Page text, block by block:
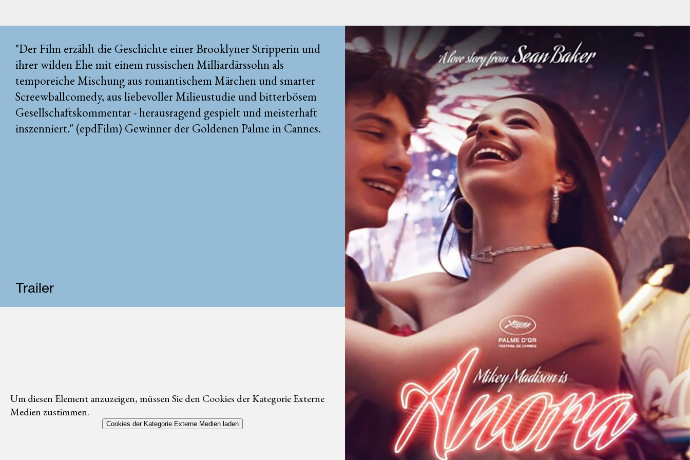
"Der Film erzählt die Geschichte einer Brooklyner Stripperin und
ihrer wilden Ehe mit einem russischen Milliardärssohn als
temporeiche Mischung aus romantischem Märchen und smarter
Screewballcomedy, aus liebevoller Milieustudie und bitterbösem
Gesellschaftskommentar - herausragend gespielt und meisterhaft
inszenniert." (epdFilm) Gewinner der Goldenen Palme in Cannes.
Trailer
Um diesen Element anzuzeigen, müssen Sie den Cookies der Kategorie Externe
Medien zustimmen.
Cookies der Kategorie Externe Medien laden